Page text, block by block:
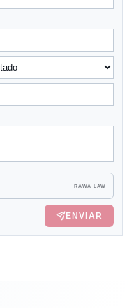
RAWA LAW
ENVIAR